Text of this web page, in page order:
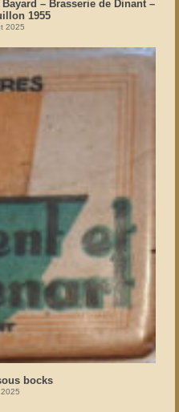
– Brasserie de Dinant –
1955
2025
bocks